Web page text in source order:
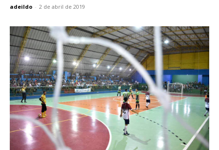
adeildo - 2 de abril de 2019